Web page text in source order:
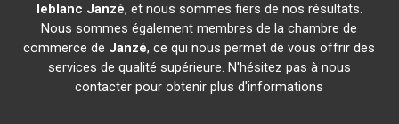
leblanc Janzé, et nous sommes fiers de nos résultats.
Nous sommes également membres de la chambre de
commerce de Janzé, ce qui nous permet de vous offrir des
services de qualité supérieure. N'hésitez pas à nous
contacter pour obtenir plus d'informations